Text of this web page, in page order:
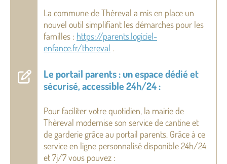
La commune de Thèreval a mis en place un
nouvel outil simplifiant les démarches pour les
familles : https://parents.logiciel-
enfance.fr/thereval .
Le portail parents : un espace dédié et
sécurisé, accessible 24h/24 :
Pour faciliter votre quotidien, la mairie de
Thèreval modernise son service de cantine et
de garderie grâce au portail parents. Grâce à ce
service en ligne personnalisé disponible 24h/24
et 7j/7 vous pouvez :